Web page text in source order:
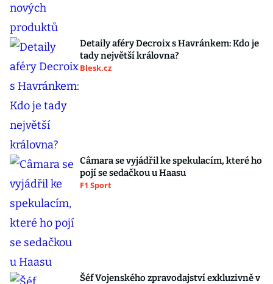
Detaily aféry Decroix s Havránkem: Kdo je
tady největší královna?
Blesk.cz
Câmara se vyjádřil ke spekulacím, které ho
pojí se sedačkou u Haasu
F1 Sport
Šéf Vojenského zpravodajství exkluzivně v